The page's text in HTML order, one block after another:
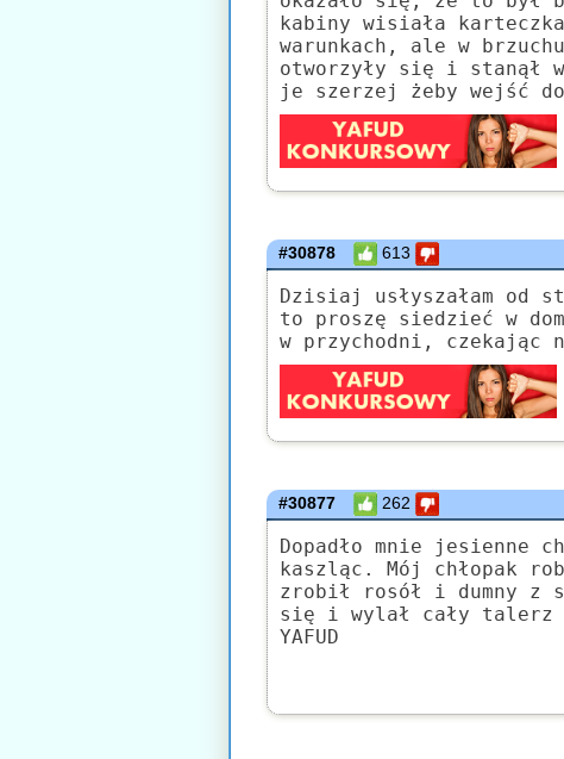
kabiny wisiała
warunkach, ale w
otworzyły się i stanął
je szerzej żeby wejść
#30878 613
Dzisiaj usłyszałam od
to proszę siedzieć w
w przychodni, czekając
#30877 262
Dopadło mnie jesienne
kaszląc. Mój chłopak
zrobił rosół i dumny z
się i wylał cały talerz
YAFUD